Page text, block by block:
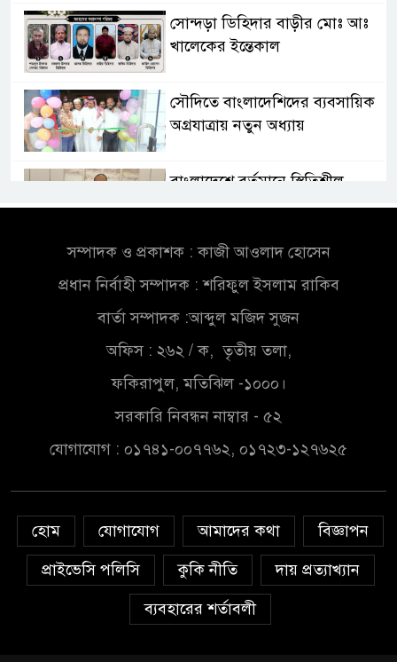
সোন্দড়া ডিহিদার বাড়ীর মোঃ আঃ
খালেকের ইন্তেকাল
সৌদিতে বাংলাদেশিদের ব্যবসায়িক
অগ্রযাত্রায় নতুন অধ্যায়
বাংলাদেশে বর্তমানে স্থিতিশীল
সরকার,প্রবাসীদের বিনিয়োগের
সরকার,প্রবাসীদের বিনিয়োগের
এখনই উপযুক্ত সময়
চাঁদপুরে মাটির নিচে গাঁজার ড্রাম,
মাদক কারবারি আটক
সংশোধনের দাবিতে ফরিদগঞ্জে
অনলাইন জুয়ার অবৈধ লেনদেনে
জড়িয়ে পড়ছে স্থানীয় বিকাশ এজেন্ট;
ক্ষুব্ধ এলাকাবাসী।।
জিয়ানগরের বলেশ্বর নদীতে যৌথ
সম্পাদক ও প্রকাশক : কাজী আওলাদ হোসেন
প্রধান নির্বাহী সম্পাদক : শরিফুল ইসলাম রাকিব
বার্তা সম্পাদক :আব্দুল মজিদ সুজন
অফিস : ২৬২ / ক, তৃতীয় তলা,
ফকিরাপুল, মতিঝিল -১০০০।
সরকারি নিবন্ধন নাম্বার - ৫২
যোগাযোগ : ০১৭৪১-০০৭৭৬২, ০১৭২৩-১২৭৬২৫
হোম যোগাযোগ আমাদের কথা
বিজ্ঞাপন
প্রাইভেসি পলিসি
কুকি নীতি
দায় প্রত্যাখ্যান
ব্যবহারের শর্তাবলী